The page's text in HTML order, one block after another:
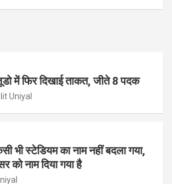
में फिर दिखाई ताकत, जीते 8 पदक
Uniyal
भी स्टेडियम का नाम नहीं बदला गया,
को नाम दिया गया है